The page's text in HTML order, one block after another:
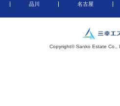
品川 名古屋
Copyright© Sanko Estate Co.,